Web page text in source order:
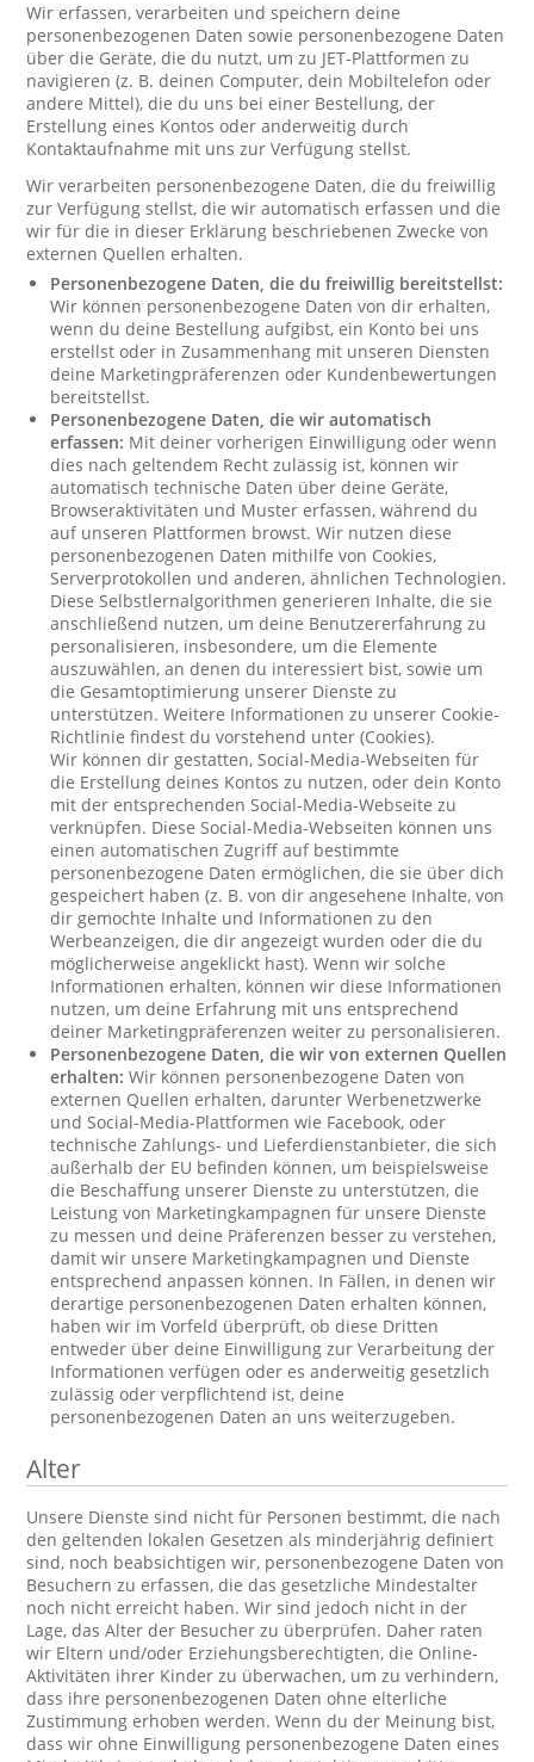
Wir erfassen, verarbeiten und speichern deine
personenbezogenen Daten sowie personenbezogene Daten
über die Geräte, die du nutzt, um zu JET-Plattformen zu
navigieren (z. B. deinen Computer, dein Mobiltelefon oder
andere Mittel), die du uns bei einer Bestellung, der
Erstellung eines Kontos oder anderweitig durch
Kontaktaufnahme mit uns zur Verfügung stellst.
Wir verarbeiten personenbezogene Daten, die du freiwillig
zur Verfügung stellst, die wir automatisch erfassen und die
wir für die in dieser Erklärung beschriebenen Zwecke von
externen Quellen erhalten.
Personenbezogene Daten, die du freiwillig bereitstellst:
Wir können personenbezogene Daten von dir erhalten,
wenn du deine Bestellung aufgibst, ein Konto bei uns
erstellst oder in Zusammenhang mit unseren Diensten
deine Marketingpräferenzen oder Kundenbewertungen
bereitstellst.
Personenbezogene Daten, die wir automatisch
erfassen: Mit deiner vorherigen Einwilligung oder wenn
dies nach geltendem Recht zulässig ist, können wir
automatisch technische Daten über deine Geräte,
Browseraktivitäten und Muster erfassen, während du
auf unseren Plattformen browst. Wir nutzen diese
personenbezogenen Daten mithilfe von Cookies,
Serverprotokollen und anderen, ähnlichen Technologien.
Diese Selbstlernalgorithmen generieren Inhalte, die sie
anschließend nutzen, um deine Benutzererfahrung zu
personalisieren, insbesondere, um die Elemente
auszuwählen, an denen du interessiert bist, sowie um
die Gesamtoptimierung unserer Dienste zu
unterstützen. Weitere Informationen zu unserer Cookie-
Richtlinie findest du vorstehend unter (Cookies).
Wir können dir gestatten, Social-Media-Webseiten für
die Erstellung deines Kontos zu nutzen, oder dein Konto
mit der entsprechenden Social-Media-Webseite zu
verknüpfen. Diese Social-Media-Webseiten können uns
einen automatischen Zugriff auf bestimmte
personenbezogene Daten ermöglichen, die sie über dich
gespeichert haben (z. B. von dir angesehene Inhalte, von
dir gemochte Inhalte und Informationen zu den
Werbeanzeigen, die dir angezeigt wurden oder die du
möglicherweise angeklickt hast). Wenn wir solche
Informationen erhalten, können wir diese Informationen
nutzen, um deine Erfahrung mit uns entsprechend
deiner Marketingpräferenzen weiter zu personalisieren.
Personenbezogene Daten, die wir von externen Quellen
erhalten: Wir können personenbezogene Daten von
externen Quellen erhalten, darunter Werbenetzwerke
und Social-Media-Plattformen wie Facebook, oder
technische Zahlungs- und Lieferdienstanbieter, die sich
außerhalb der EU befinden können, um beispielsweise
die Beschaffung unserer Dienste zu unterstützen, die
Leistung von Marketingkampagnen für unsere Dienste
zu messen und deine Präferenzen besser zu verstehen,
damit wir unsere Marketingkampagnen und Dienste
entsprechend anpassen können. In Fällen, in denen wir
derartige personenbezogenen Daten erhalten können,
haben wir im Vorfeld überprüft, ob diese Dritten
entweder über deine Einwilligung zur Verarbeitung der
Informationen verfügen oder es anderweitig gesetzlich
zulässig oder verpflichtend ist, deine
personenbezogenen Daten an uns weiterzugeben.
Alter
Unsere Dienste sind nicht für Personen bestimmt, die nach
den geltenden lokalen Gesetzen als minderjährig definiert
sind, noch beabsichtigen wir, personenbezogene Daten von
Besuchern zu erfassen, die das gesetzliche Mindestalter
noch nicht erreicht haben. Wir sind jedoch nicht in der
Lage, das Alter der Besucher zu überprüfen. Daher raten
wir Eltern und/oder Erziehungsberechtigten, die Online-
Aktivitäten ihrer Kinder zu überwachen, um zu verhindern,
dass ihre personenbezogenen Daten ohne elterliche
Zustimmung erhoben werden. Wenn du der Meinung bist,
dass wir ohne Einwilligung personenbezogene Daten eines